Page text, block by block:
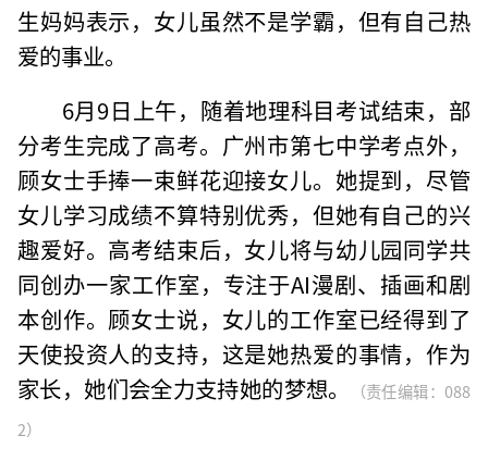
生妈妈表示，女儿虽然不是学霸，但有自己热
爱的事业。
6月9日上午，随着地理科目考试结束，部
分考生完成了高考。广州市第七中学考点外，
顾女士手捧一束鲜花迎接女儿。她提到，尽管
女儿学习成绩不算特别优秀，但她有自己的兴
趣爱好。高考结束后，女儿将与幼儿园同学共
同创办一家工作室，专注于AI漫剧、插画和剧
本创作。顾女士说，女儿的工作室已经得到了
天使投资人的支持，这是她热爱的事情，作为
家长，她们会全力支持她的梦想。
（责任编辑：088
2）